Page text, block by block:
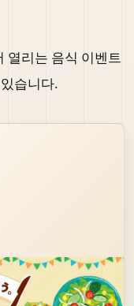
열리는 음식 이벤트
습니다.